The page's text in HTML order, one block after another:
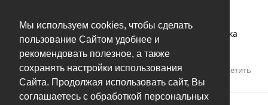
Мы используем cookies, чтобы сделать
пользование Сайтом удобнее и
рекомендовать полезное, а также
сохранять настройки использования
Сайта. Продолжая использовать сайт, Вы
соглашаетесь с обработкой персональных
Такую аналитику в привязке наверно непросто
осуществить на уровне алгоритмов, тут уже эвристика
включается без ИИ наверно нереально
Ответить